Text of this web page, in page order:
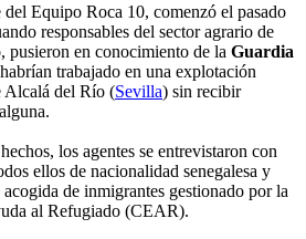
Equipo Roca 10, comenzó el pasado
responsables del sector agrario de
pusieron en conocimiento de la Guardia
trabajado en una explotación
Alcalá del Río (Sevilla) sin recibir
los agentes se entrevistaron con
ellos de nacionalidad senegalesa y
de inmigrantes gestionado por la
al Refugiado (CEAR).